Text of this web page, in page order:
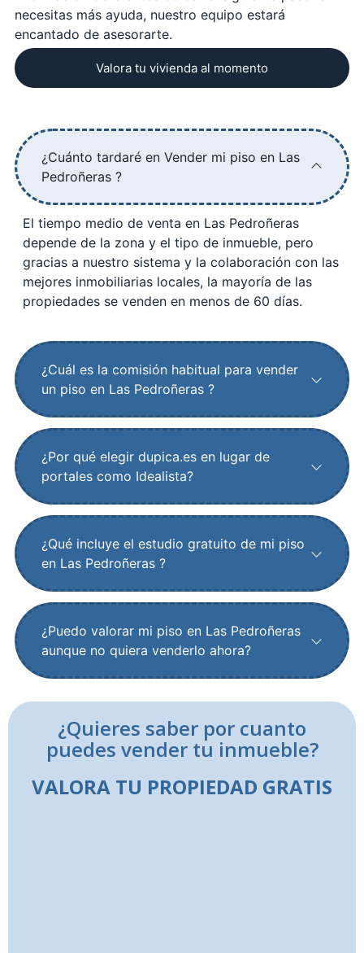
necesitas más ayuda, nuestro equipo estará
encantado de asesorarte.
Valora tu vivienda al momento
¿Cuánto tardaré en Vender mi piso en Las
Pedroñeras ?
El tiempo medio de venta en Las Pedroñeras
depende de la zona y el tipo de inmueble, pero
gracias a nuestro sistema y la colaboración con las
mejores inmobiliarias locales, la mayoría de las
propiedades se venden en menos de 60 días.
¿Cuál es la comisión habitual para vender
un piso en Las Pedroñeras ?
¿Por qué elegir dupica.es en lugar de
portales como Idealista?
¿Qué incluye el estudio gratuito de mi piso
en Las Pedroñeras ?
¿Puedo valorar mi piso en Las Pedroñeras
aunque no quiera venderlo ahora?
¿Quieres saber por cuanto
puedes vender tu inmueble?
VALORA TU PROPIEDAD GRATIS